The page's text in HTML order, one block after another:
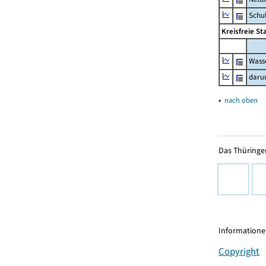
Kreisfreie
▴ nach oben
Das
Copyright